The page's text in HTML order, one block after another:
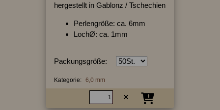
hergestellt in Gablonz / Tschechien
Perlengröße: ca. 6mm
LochØ: ca. 1mm
Packungsgröße:
Kategorie: 6,0 mm